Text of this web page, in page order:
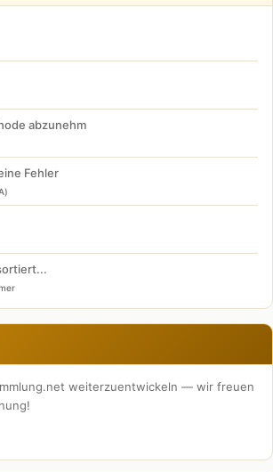
abzunehm
Fehler
weiterzuentwickeln — wir freuen